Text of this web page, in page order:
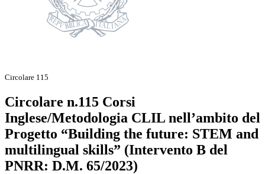
Circolare 115
Circolare n.115 Corsi
Inglese/Metodologia CLIL nell’ambito del
Progetto “Building the future: STEM and
multilingual skills” (Intervento B del
PNRR: D.M. 65/2023)